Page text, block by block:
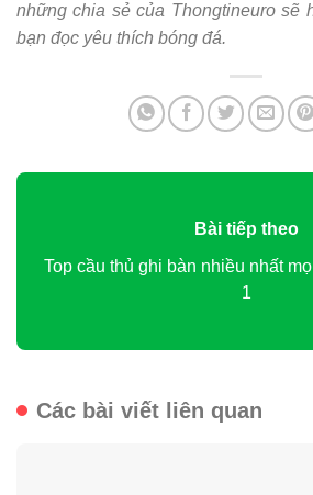
những chia sẻ của Thongtineuro sẽ
bạn đọc yêu thích bóng đá.
Bài tiếp theo
Top cầu thủ ghi bàn nhiều nhất
1
Các bài viết liên quan